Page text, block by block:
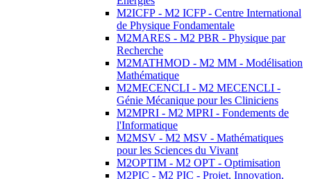
M2ICFP - M2 ICFP - Centre International
de Physique Fondamentale
M2MARES - M2 PBR - Physique par
Recherche
M2MATHMOD - M2 MM - Modélisation
Mathématique
M2MECENCLI - M2 MECENCLI -
Génie Mécanique pour les Cliniciens
M2MPRI - M2 MPRI - Fondements de
l'Informatique
M2MSV - M2 MSV - Mathématiques
pour les Sciences du Vivant
M2OPTIM - M2 OPT - Optimisation
M2PIC - M2 PIC - Projet, Innovation,